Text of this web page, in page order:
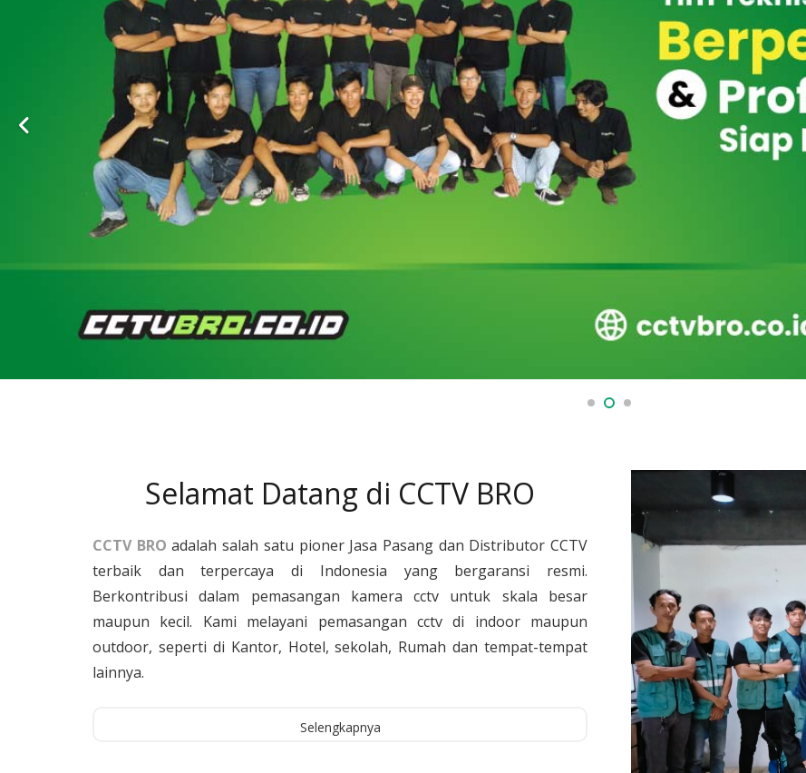
Selamat Datang di CCTV BRO
CCTV BRO adalah salah satu pioner Jasa Pasang dan Distributor CCTV
terbaik dan terpercaya di Indonesia yang bergaransi resmi.
Berkontribusi dalam pemasangan kamera cctv untuk skala besar
maupun kecil. Kami melayani pemasangan cctv di indoor maupun
outdoor, seperti di Kantor, Hotel, sekolah, Rumah dan tempat-tempat
lainnya.
Selengkapnya